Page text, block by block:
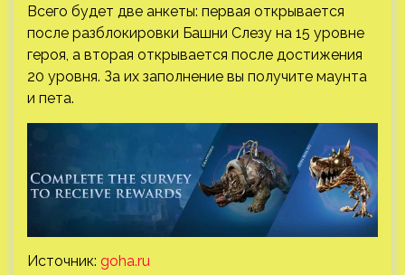
Всего будет две анкеты: первая открывается
после разблокировки Башни Слезу на 15 уровне
героя, а вторая открывается после достижения
20 уровня. За их заполнение вы получите маунта
и пета.
Источник: goha.ru